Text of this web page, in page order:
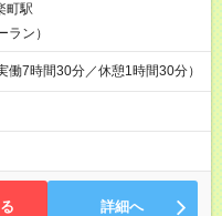
町駅
ン）
7時間30分／休憩1時間30分）
詳細へ